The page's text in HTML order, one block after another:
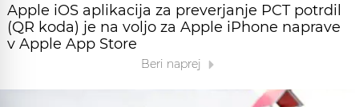
Apple iOS aplikacija za preverjanje PCT potrdil
(QR koda) je na voljo za Apple iPhone naprave
v Apple App Store
Beri naprej